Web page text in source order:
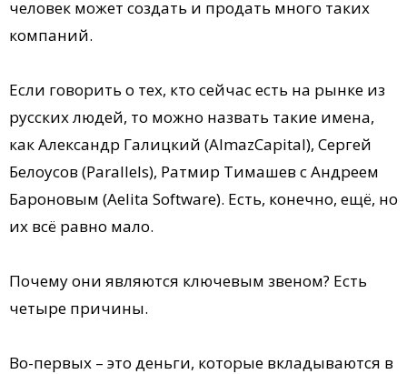
человек может создать и продать много таких
компаний.
Если говорить о тех, кто сейчас есть на рынке из
русских людей, то можно назвать такие имена,
как Александр Галицкий (AlmazCapital), Сергей
Белоусов (Parallels), Ратмир Тимашев с Андреем
Бароновым (Aelita Software). Есть, конечно, ещё, но
их всё равно мало.
Почему они являются ключевым звеном? Есть
четыре причины.
Во-первых – это деньги, которые вкладываются в